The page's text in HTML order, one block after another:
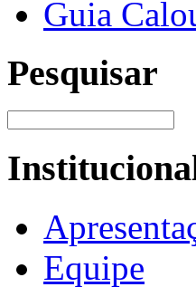
Guia
Pesquisar
Equipe